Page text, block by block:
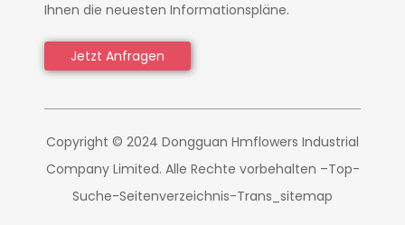
Ihnen die neuesten Informationspläne.
Jetzt Anfragen
Copyright © 2024 Dongguan Hmflowers Industrial
Company Limited. Alle Rechte vorbehalten –Top-
Suche-Seitenverzeichnis-Trans_sitemap